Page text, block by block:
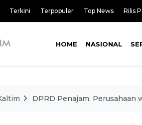
Terkini Terpopuler Top News Rilis
HOME NASIONAL
DPRD Penajam: Perusahaan